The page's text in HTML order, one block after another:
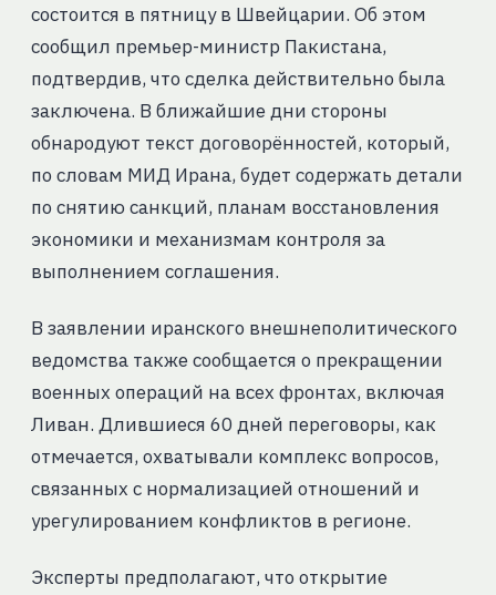
состоится в пятницу в Швейцарии. Об этом
сообщил премьер-министр Пакистана,
подтвердив, что сделка действительно была
заключена. В ближайшие дни стороны
обнародуют текст договорённостей, который,
по словам МИД Ирана, будет содержать детали
по снятию санкций, планам восстановления
экономики и механизмам контроля за
выполнением соглашения.
В заявлении иранского внешнеполитического
ведомства также сообщается о прекращении
военных операций на всех фронтах, включая
Ливан. Длившиеся 60 дней переговоры, как
отмечается, охватывали комплекс вопросов,
связанных с нормализацией отношений и
урегулированием конфликтов в регионе.
Эксперты предполагают, что открытие